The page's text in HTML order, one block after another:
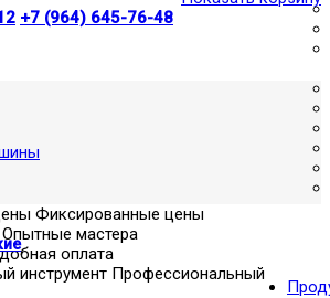
+7 (964) 645-76-48
Фиксированные цены
Опытные мастера
оплата
Профессиональный